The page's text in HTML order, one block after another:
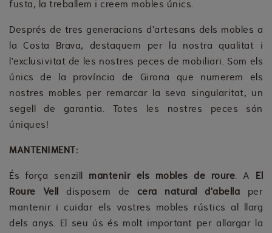
fusta, la treballem i creem mobles únics.
Després de tres generacions d'artesans dels mobles a
la Costa Brava, destaquem per la nostra qualitat i
l'exclusivitat de les nostres peces de mobiliari. Som els
únics de la província de Girona que numerem els
nostres mobles per remarcar la seva singularitat, un
segell de garantia. Totes les nostres peces són
úniques!
MANTENIMENT:
És força senzill mantenir els mobles de roure. A El
Roure Vell disposem de cera natural d'abella per
mantenir i cuidar els vostres mobles rústics al llarg
dels anys. El seu ús és molt important per allargar la